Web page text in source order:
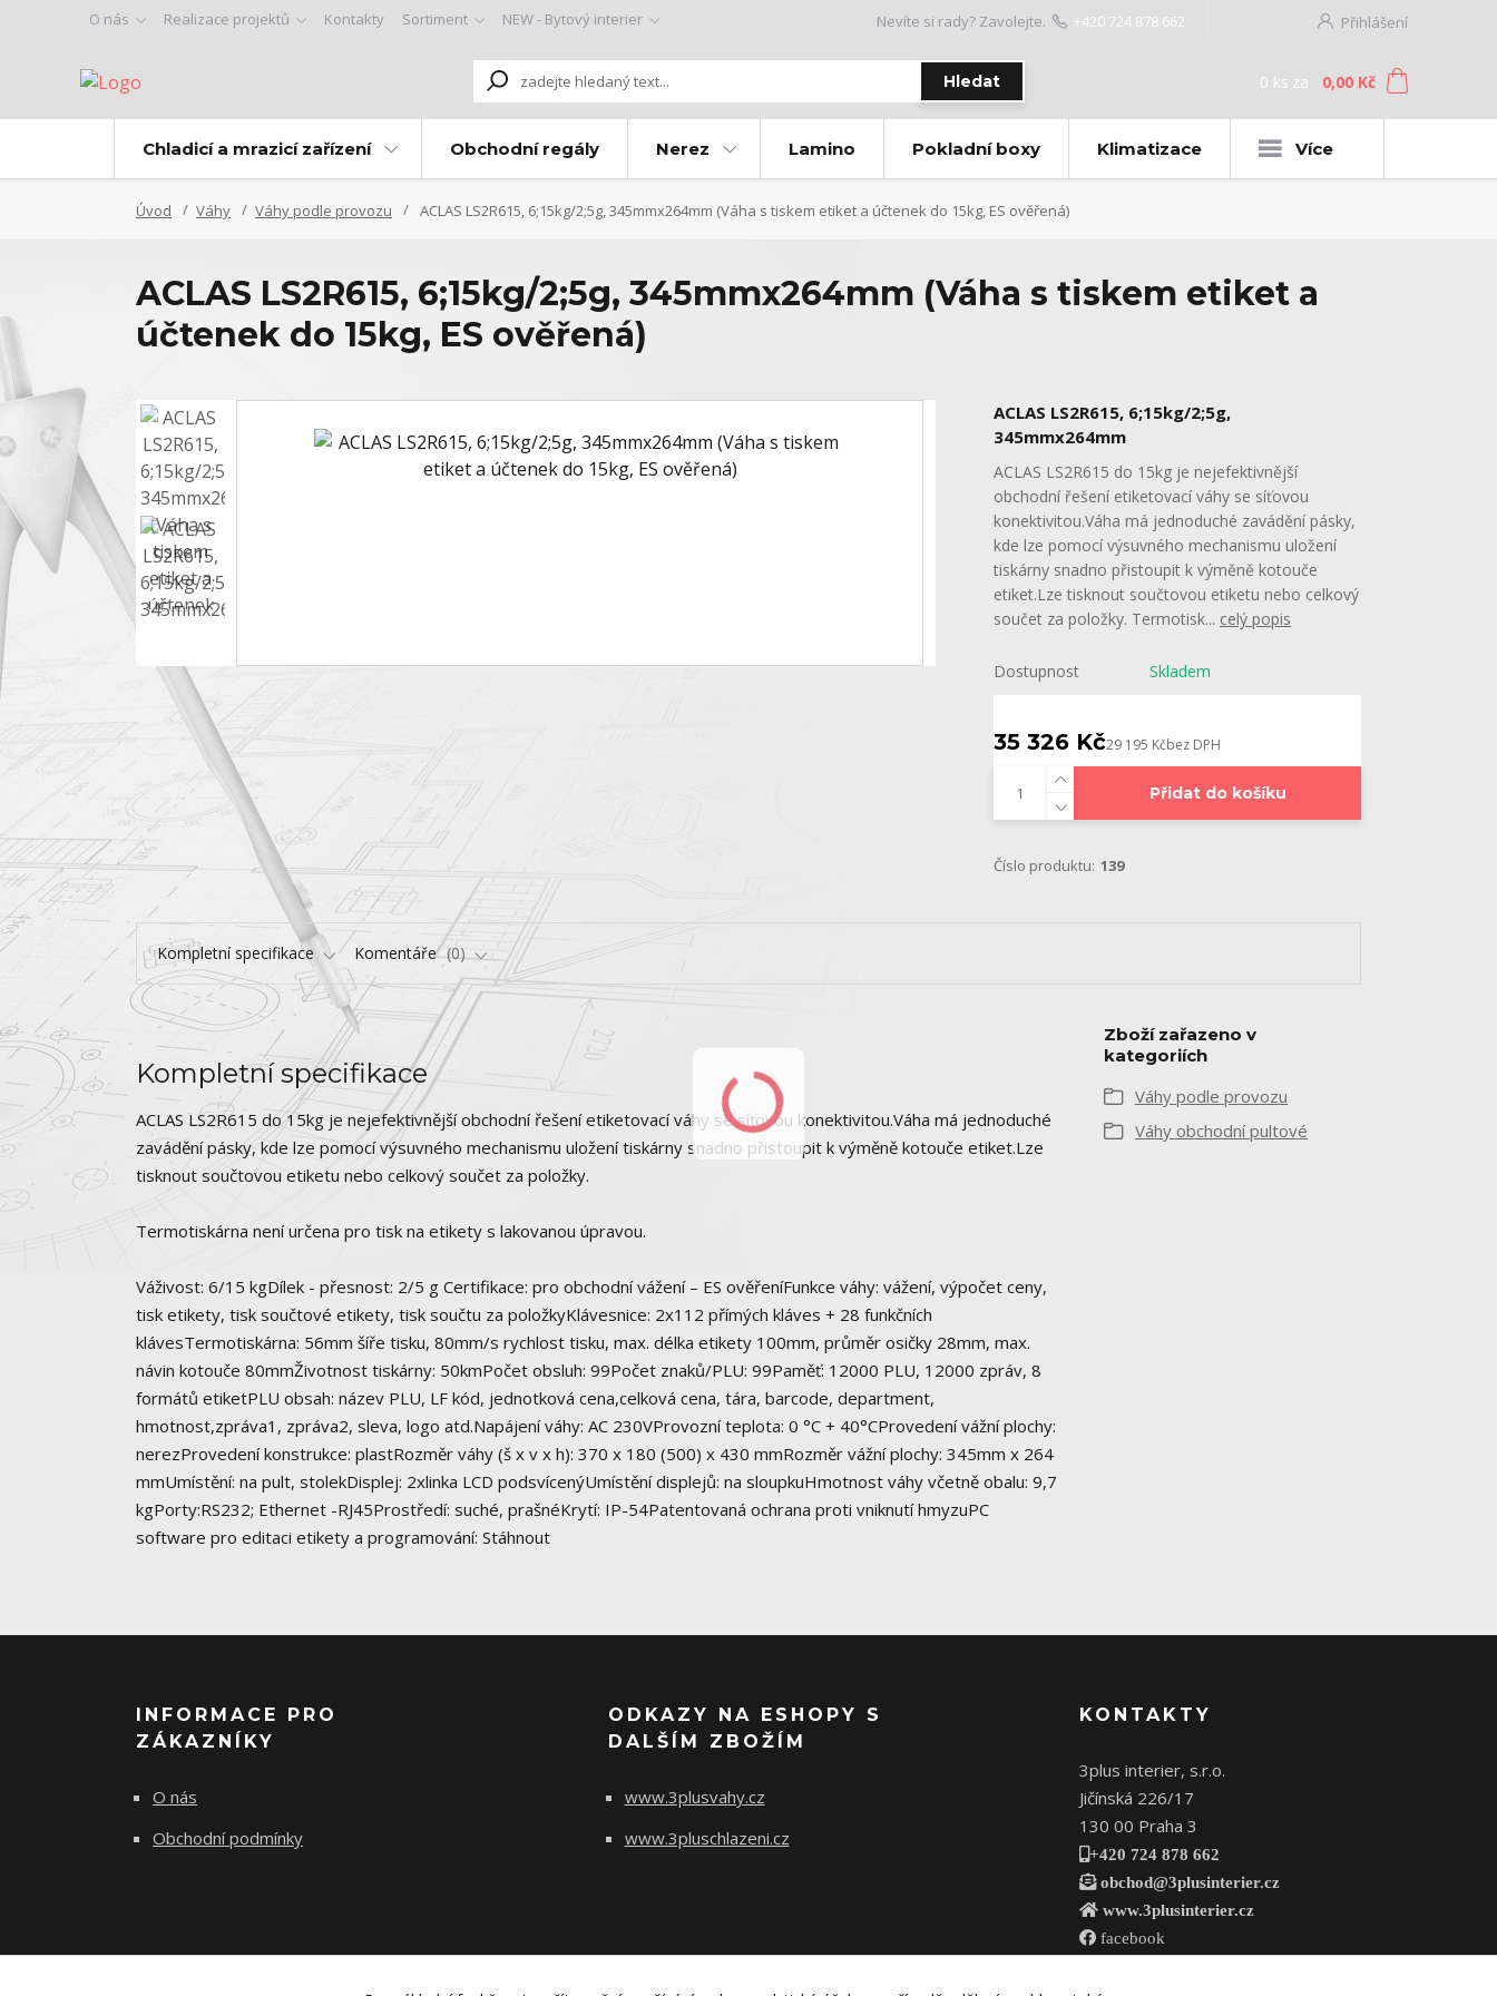
O nás Realizace projektů Kontakty Sortiment NEW - Bytový interier Přihlášení
Hledat
Nevíte si rady? Zavolejte. +420 724 878 662
0 ks za 0,00 Kč
Chladicí a mrazicí zařízení Obchodní regály Nerez Lamino Pokladní boxy Klimatizace Více
Úvod Váhy Váhy podle provozu ACLAS LS2R615, 6;15kg/2;5g, 345mmx264mm (Váha s tiskem etiket a účtenek do 15kg, ES ověřená)
ACLAS LS2R615, 6;15kg/2;5g, 345mmx264mm (Váha s tiskem etiket a
účtenek do 15kg, ES ověřená)
ACLAS LS2R615, 6;15kg/2;5g,
345mmx264mm
ACLAS LS2R615 do 15kg je nejefektivnější
obchodní řešení etiketovací váhy se síťovou
konektivitou.Váha má jednoduché zavádění pásky,
kde lze pomocí výsuvného mechanismu uložení
tiskárny snadno přistoupit k výměně kotouče
etiket.Lze tisknout součtovou etiketu nebo celkový
součet za položky. Termotisk... celý popis
Dostupnost Skladem
35 326 Kč29 195 Kčbez DPH
Přidat do košíku
Číslo produktu: 139
Kompletní specifikace Komentáře 0
Kompletní specifikace
ACLAS LS2R615 do 15kg je nejefektivnější obchodní řešení etiketovací váhy se síťovou konektivitou.Váha má jednoduché
zavádění pásky, kde lze pomocí výsuvného mechanismu uložení tiskárny snadno přistoupit k výměně kotouče etiket.Lze
tisknout součtovou etiketu nebo celkový součet za položky.
Termotiskárna není určena pro tisk na etikety s lakovanou úpravou.
Váživost: 6/15 kgDílek - přesnost: 2/5 g Certifikace: pro obchodní vážení – ES ověřeníFunkce váhy: vážení, výpočet ceny,
tisk etikety, tisk součtové etikety, tisk součtu za položkyKlávesnice: 2x112 přímých kláves + 28 funkčních
klávesTermotiskárna: 56mm šíře tisku, 80mm/s rychlost tisku, max. délka etikety 100mm, průměr osičky 28mm, max.
návin kotouče 80mmŽivotnost tiskárny: 50kmPočet obsluh: 99Počet znaků/PLU: 99Paměť: 12000 PLU, 12000 zpráv, 8
formátů etiketPLU obsah: název PLU, LF kód, jednotková cena,celková cena, tára, barcode, department,
hmotnost,zpráva1, zpráva2, sleva, logo atd.Napájení váhy: AC 230VProvozní teplota: 0 °C + 40°CProvedení vážní plochy:
nerezProvedení konstrukce: plastRozměr váhy (š x v x h): 370 x 180 (500) x 430 mmRozměr vážní plochy: 345mm x 264
mmUmístění: na pult, stolekDisplej: 2xlinka LCD podsvícenýUmístění displejů: na sloupkuHmotnost váhy včetně obalu: 9,7
kgPorty:RS232; Ethernet -RJ45Prostředí: suché, prašnéKrytí: IP-54Patentovaná ochrana proti vniknutí hmyzuPC
software pro editaci etikety a programování: Stáhnout
Zboží zařazeno v
kategoriích
Váhy podle provozu
Váhy obchodní pultové
INFORMACE PRO
ZÁKAZNÍKY
O nás
Obchodní podmínky
ODKAZY NA ESHOPY S
DALŠÍM ZBOŽÍM
www.3plusvahy.cz
www.3pluschlazeni.cz
KONTAKTY
3plus interier, s.r.o.
Jičínská 226/17
130 00 Praha 3
+420 724 878 662
obchod@3plusinterier.cz
www.3plusinterier.cz
facebook